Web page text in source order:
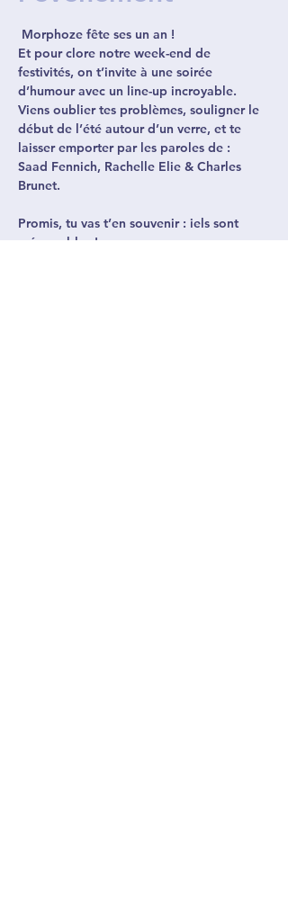
Morphoze fête ses un an !
Et pour clore notre week-end de
festivités, on t’invite à une soirée
d’humour avec un line-up incroyable.
Viens oublier tes problèmes, souligner le
début de l’été autour d’un verre, et te
laisser emporter par les paroles de :
Saad Fennich, Rachelle Elie & Charles
Brunet.
Promis, tu vas t’en souvenir : iels sont
mémorables !